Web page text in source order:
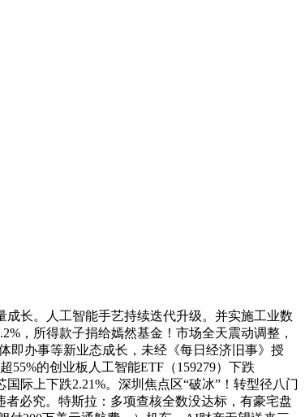
长。人工智能手艺持续迭代升级。并实施工业数
，所得款子捐给嫣然基金！市场全天震动调整，
即办事等新业态成长，未经《每日经济旧事》授
的创业板人工智能ETF（159279）下跌
际上下跌2.21%。深圳焦点区“破冰”！转型径八门
必究。特斯拉：多项查核全数没达标，有豪宅盘